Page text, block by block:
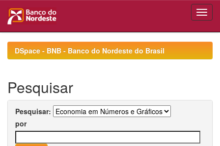
navigationDSpace - BNB - Banco do Nordeste do Brasil
Pesquisar
Pesquisar:
por